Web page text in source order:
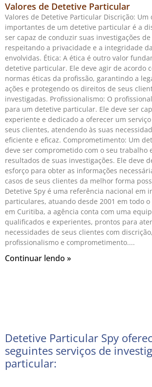
Valores de Detetive Particular
Valores de Detetive Particular Discrição: Um
importantes de um detetive particular é a
ser capaz de conduzir suas investigações
respeitando a privacidade e a integridade
envolvidas. Ética: A ética é outro valor
detetive particular. Ele deve agir de acordo
normas éticas da profissão, garantindo a
ações e protegendo os direitos de seus
investigadas. Profissionalismo: O
para um detetive particular. Ele deve ser
experiente e dedicado a oferecer um
seus clientes, atendendo às suas
eficiente e eficaz. Comprometimento: Um
deve ser comprometido com o seu trabalho
resultados de suas investigações. Ele deve
esforço para obter as informações
casos de seus clientes da melhor forma
Detetive Spy é uma referência nacional em
particulares, atuando desde 2001 em todo o
em Curitiba, a agência conta com uma
qualificados e experientes, prontos para
necessidades de seus clientes com
profissionalismo e comprometimento.
Continuar lendo »
Detetive Particular Spy
seguintes serviços de
particular: